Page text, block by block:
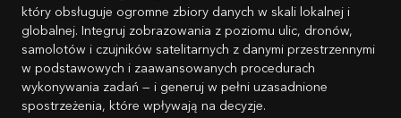
który obsługuje ogromne zbiory danych w skali lokalnej i
globalnej. Integruj zobrazowania z poziomu ulic, dronów,
samolotów i czujników satelitarnych z danymi przestrzennymi
w podstawowych i zaawansowanych procedurach
wykonywania zadań — i generuj w pełni uzasadnione
spostrzeżenia, które wpływają na decyzje.